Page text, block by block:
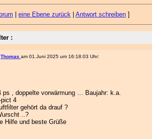
eine Ebene zurück Antwort schreiben ]
:
Thomas am 01.Juni 2025 um 16:18:03 Uhr:
ps , doppelte vorwärmung … Baujahr: k.a.
pict 4
gehört da drauf ?
..?
Hilfe und beste Grüße